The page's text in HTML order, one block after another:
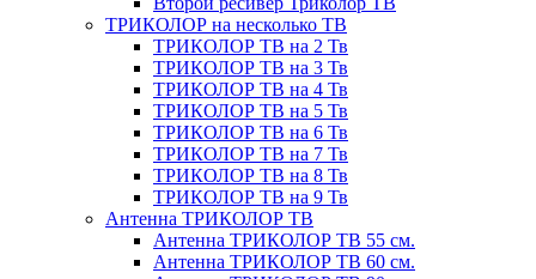
ТРИКОЛОР на несколько ТВ
ТРИКОЛОР ТВ на 2 Тв
ТРИКОЛОР ТВ на 3 Тв
ТРИКОЛОР ТВ на 4 Тв
ТРИКОЛОР ТВ на 5 Тв
ТРИКОЛОР ТВ на 6 Тв
ТРИКОЛОР ТВ на 7 Тв
ТРИКОЛОР ТВ на 8 Тв
ТРИКОЛОР ТВ на 9 Тв
Антенна ТРИКОЛОР ТВ
Антенна ТРИКОЛОР ТВ 55 см.
Антенна ТРИКОЛОР ТВ 60 см.